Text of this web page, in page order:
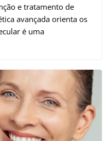
e tratamento de
avançada orienta os
é uma